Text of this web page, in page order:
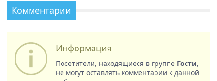
Комментарии
Информация
Посетители, находящиеся в группе Гости,
не могут оставлять комментарии к данной